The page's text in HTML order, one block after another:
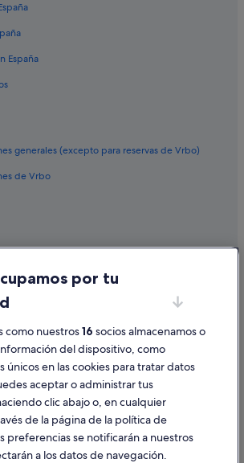
España
generales (excepto para reservas de Vrbo)
de Vrbo
y cómo denunciar contenido
de hotel o de un alquiler vacacional
por tu
como nuestros16 socios almacenamos o
del dispositivo, como
únicos en las cookies para tratar datos
aceptar o administrar tus
clic abajo o, en cualquier
de la página de la política de
preferencias se notificarán a nuestros
a los datos de navegación.